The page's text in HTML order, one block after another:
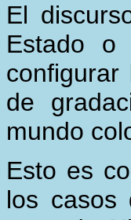
El
Estado o
de
mundo
Esto es
los casos